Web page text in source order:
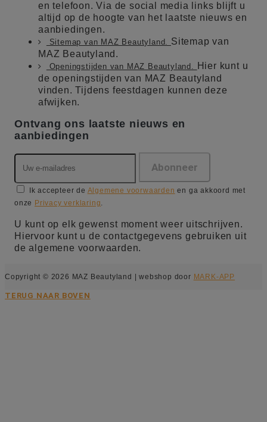
en telefoon. Via de social media links blijft u
altijd op de hoogte van het laatste nieuws en
aanbiedingen.
Sitemap van MAZ Beautyland. Sitemap van
MAZ Beautyland.
Openingstijden van MAZ Beautyland.
Hier kunt u
de openingstijden van MAZ Beautyland
vinden. Tijdens feestdagen kunnen deze
afwijken.
Ontvang ons laatste nieuws en
aanbiedingen
Ik accepteer de Algemene voorwaarden en ga akkoord met
onze Privacy verklaring.
U kunt op elk gewenst moment weer uitschrijven.
Hiervoor kunt u de contactgegevens gebruiken uit
de algemene voorwaarden.
Copyright © 2026 MAZ Beautyland | webshop door MARK-APP
TERUG NAAR BOVEN